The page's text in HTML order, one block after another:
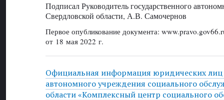
Подписал Руководитель государственного
Свердловской области, А.В. Самочернов
Первое опубликование документа:
от 18 мая 2022 г.
Официальная информация юридических лиц
автономного учреждения социального
области «Комплексный центр социального